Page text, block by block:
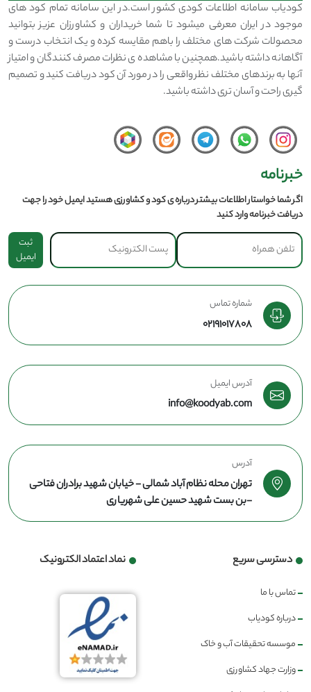
کودیاب سامانه اطلاعات کودی کشور است.در این سامانه تمام کود های
موجود در ایران معرفی میشود تا شما خریداران و کشاورزان عزیز بتوانید
محصولات شرکت های مختلف را باهم مقایسه کرده و یک انتخاب درست و
آگاهانه داشته باشید.همچنین با مشاهده ی نظرات مصرف کنندگان و امتیاز
آنها به برندهای مختلف نظر واقعی را در مورد آن کود دریافت کنید و تصمیم
گیری راحت و آسان تری داشته باشید.
خبرنامه
اگر شما خواستار اطلاعات بیشتر درباره ی کود و کشاورزی هستید ایمیل خود را جهت
دریافت خبرنامه وارد کنید
ثبت
ایمیل
شماره تماس
02191017808
آدرس ایمیل
info@koodyab.com
آدرس
تهران محله نظام آباد شمالی - خیابان شهید برادران فتاحی
-بن بست شهید حسین علی شهریاری
دسترسی سریع
تماس با ما
درباره کودیاب
موسسه تحقیقات آب و خاک
وزارت جهاد کشاورزی
نماد اعتماد الکترونیک